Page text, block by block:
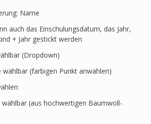
Name
auch das Einschulungsdatum, das Jahr,
+ Jahr gestickt werden
(Dropdown)
wählbar (farbigen Punkt anwählen)
(aus hochwertigen Baumwoll-